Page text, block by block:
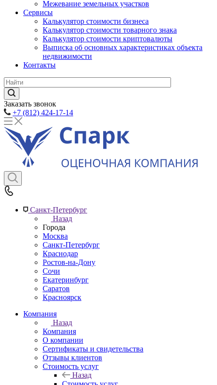
Межевание земельных участков
Сервисы
Калькулятор стоимости бизнеса
Калькулятор стоимости товарного знака
Калькулятор стоимости криптовалюты
Выписка об основных характеристиках объекта
недвижимости
Контакты
Заказать звонок
+7 (812) 424-17-14
Санкт-Петербург
Назад
Города
Москва
Санкт-Петербург
Краснодар
Ростов-на-Дону
Сочи
Екатеринбург
Саратов
Красноярск
Компания
Назад
Компания
О компании
Сертификаты и свидетельства
Отзывы клиентов
Стоимость услуг
Назад